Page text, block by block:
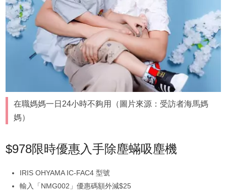
在職媽媽一日24小時不夠用（圖片來源：受訪者海馬媽
媽）
$978限時優惠入手除塵蟎吸塵機
IRIS OHYAMA IC-FAC4 型號
輸入「NMG002」優惠碼額外減$25